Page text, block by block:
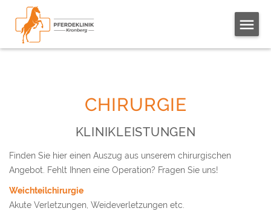
CHIRURGIE
KLINIKLEISTUNGEN
Finden Sie hier einen Auszug aus unserem chirurgischen
Angebot. Fehlt Ihnen eine Operation? Fragen Sie uns!
Weichteilchirurgie
Akute Verletzungen, Weideverletzungen etc.